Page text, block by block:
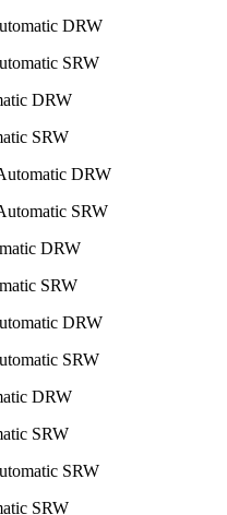
DRW
SRW
DRW
SRW
DRW
SRW
DRW
SRW
DRW
SRW
DRW
SRW
SRW
SRW